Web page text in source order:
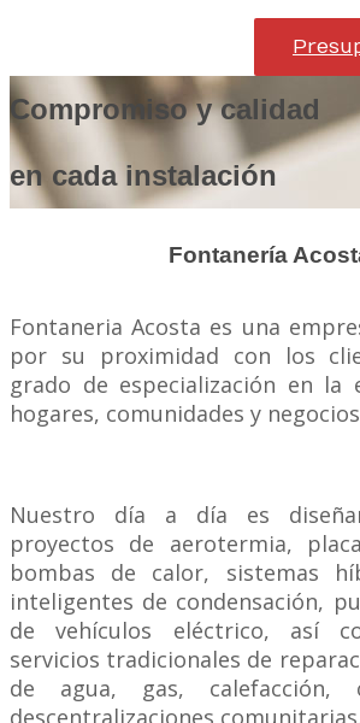
Compromiso y calidad
en cada instalación
Fontanería
Fontaneria Acosta es una
por su proximidad con los
grado de especialización en la
hogares, comunidades y
Nuestro día a día es
proyectos de aerotermia,
bombas de calor, sistemas
inteligentes de condensación,
de vehículos eléctrico, así
servicios tradicionales de
de agua, gas, calefacción,